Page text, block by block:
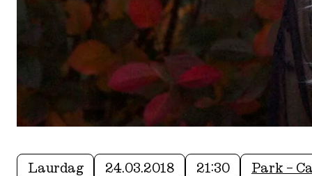
Laurdag 24.03.2018 21:30 Park –